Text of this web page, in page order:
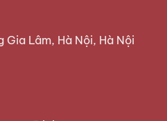
Lâm, Hà Nội, Hà Nội